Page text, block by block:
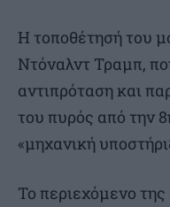
Η τοποθέτησή του
Ντόναλντ Τραμπ,
αντιπρόταση και
του πυρός από την
«μηχανική
Το περιεχόμενο